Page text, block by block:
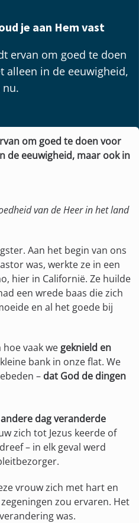
je aan Hem vast
ervan om goed te doen
alleen in de eeuwigheid,
nu.
om goed te doen voor
de eeuwigheid, maar ook in
van de Heer in het land
Aan het begin van ons
was, werkte ze in een
hier in Californië. Ze huilde
een wrede baas die zich
en al het goede bij
vaak we geknield en
bank in onze flat. We
– dat God de dingen
dag veranderde
zich tot Jezus keerde of
– in elk geval werd
vrouw zich met hart en
zou ervaren. Het
was.